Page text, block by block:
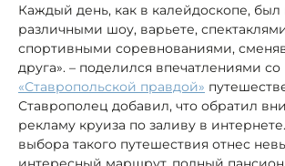
Каждый день, как в калейдоскопе, был
различными шоу, варьете,
спортивными соревнованиями,
друга». – поделился впечатлениями со
«Ставропольской правдой»
Ставрополец добавил, что обратил
рекламу круиза по заливу в
выбора такого путешествия отнес